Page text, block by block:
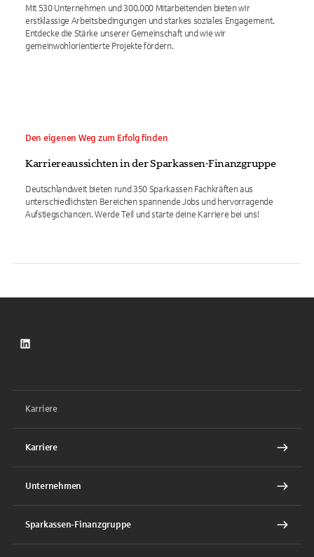
Mit 530 Unternehmen und 300.000 Mitarbeitenden bieten wir
erstklassige Arbeitsbedingungen und starkes soziales Engagement.
Entdecke die Stärke unserer Gemeinschaft und wie wir
gemeinwohlorientierte Projekte fördern.
Den eigenen Weg zum Erfolg finden
Karriereaussichten in der Sparkassen-Finanzgruppe
Deutschlandweit bieten rund 350 Sparkassen Fachkräften aus
unterschiedlichsten Bereichen spannende Jobs und hervorragende
Aufstiegschancen. Werde Teil und starte deine Karriere bei uns!
LinkedIn
Karriere
Karriere
Unternehmen
Sparkassen-Finanzgruppe